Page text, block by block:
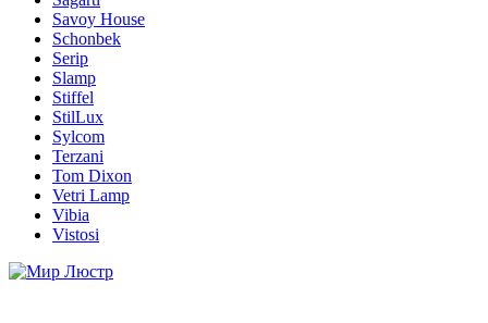
Savoy House
Schonbek
Serip
Slamp
Stiffel
StilLux
Sylcom
Terzani
Tom Dixon
Vetri Lamp
Vibia
Vistosi